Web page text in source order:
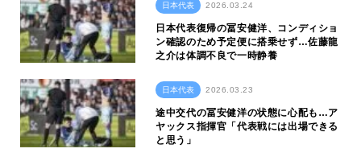
日本代表 2026.03.24
日本代表復帰の冨安健洋、コンディショ
ン確認のため予定便に搭乗せず…佐藤龍
之介は体調不良で一時静養
日本代表 2026.03.23
途中交代の冨安健洋の状態に心配も…ア
ヤックス指揮官「代表戦には出場できる
と思う」